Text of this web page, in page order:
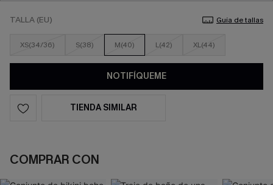
TALLA (EU) Guía de tallas
XS(34/36) S(38) M(40) L(42) XL(44)
NOTIFÍQUEME
TIENDA SIMILAR
COMPRAR CON